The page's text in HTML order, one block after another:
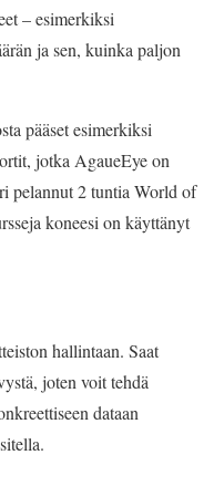
– esimerkiksi
ja sen, kuinka paljon
pääset esimerkiksi
jotka AgaueEye on
pelannut 2 tuntia World of
koneesi on käyttänyt
hallintaan. Saat
joten voit tehdä
dataan